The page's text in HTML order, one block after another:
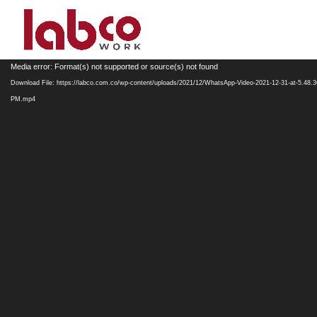
Media error: Format(s) not supported or source(s) not found
Download File: https://labco.com.co/wp-content/uploads/2021/12/WhatsApp-Video-2021-12-31-at-
PM.mp4